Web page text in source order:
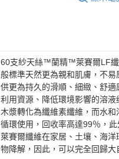
60支紗天絲™蘭精™萊賽爾LF
般標準天然更為親和肌膚，不易
供更為持久的滑順、細緻、舒適
利用資源、降低環境影響的溶液
木漿轉化為纖維素纖維，而水和
循環使用，回收率高達99％，
萊賽爾纖維在家居、土壤、海洋
物降解，因此，可以完全回歸大